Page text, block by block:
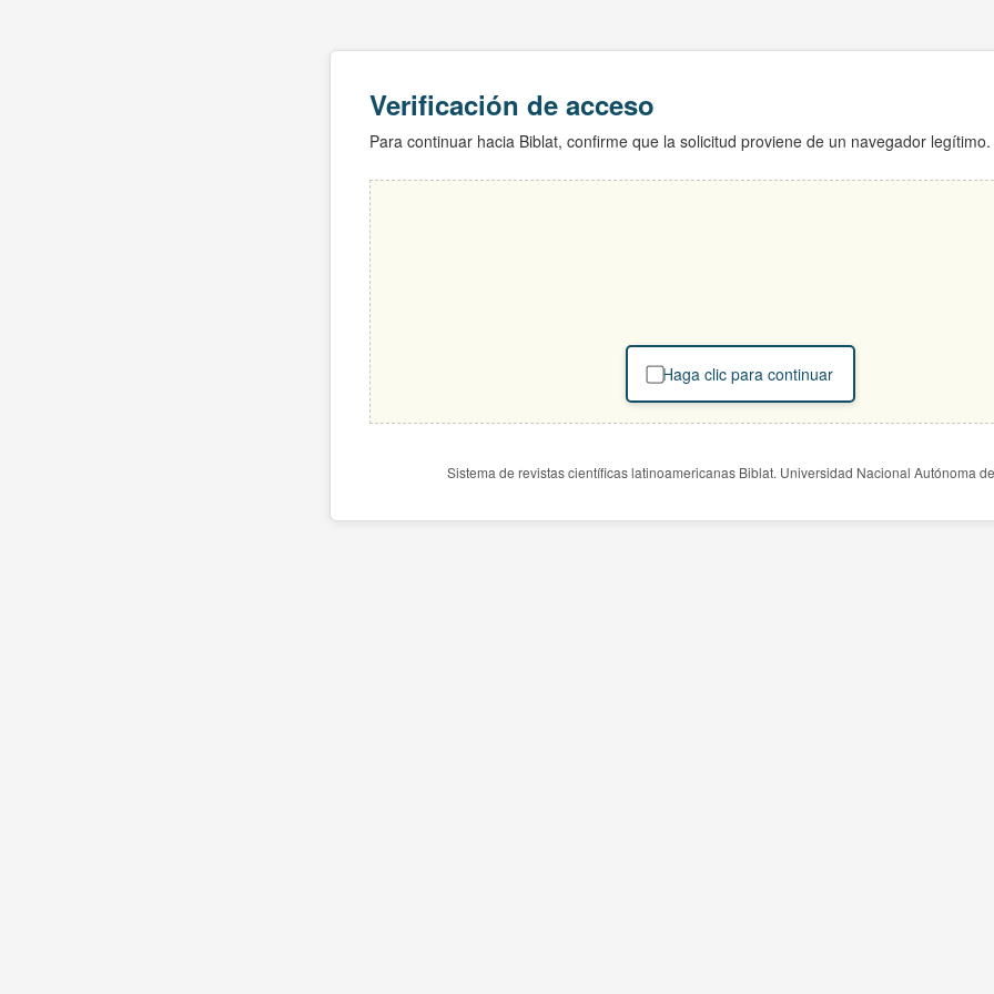
Verificación de acceso
Para continuar hacia Biblat, confirme que la solicitud proviene de un navegador legítimo.
Haga clic para continuar
Sistema de revistas científicas latinoamericanas Biblat. Universidad Nacional Autónoma